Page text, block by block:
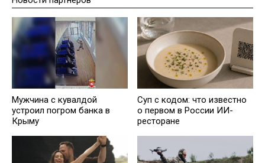
Мужчина с кувалдой
устроил погром банка в
Крыму
Суп с кодом: что известно
о первом в России ИИ-
ресторане